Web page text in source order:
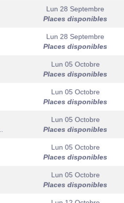
Lun 28 Septembre
Places disponibles
Lun 28 Septembre
Places disponibles
Lun 05 Octobre
Places disponibles
Lun 05 Octobre
Places disponibles
Lun 05 Octobre
Places disponibles
Lun 05 Octobre
Places disponibles
Lun 05 Octobre
Places disponibles